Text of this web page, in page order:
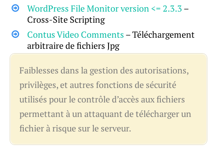
WordPress File Monitor version <= 2.3.3 –
Cross-Site Scripting
Contus Video Comments – Téléchargement
arbitraire de fichiers Jpg
Faiblesses dans la gestion des autorisations,
privilèges, et autres fonctions de sécurité
utilisés pour le contrôle d’accès aux fichiers
permettant à un attaquant de télécharger un
fichier à risque sur le serveur.